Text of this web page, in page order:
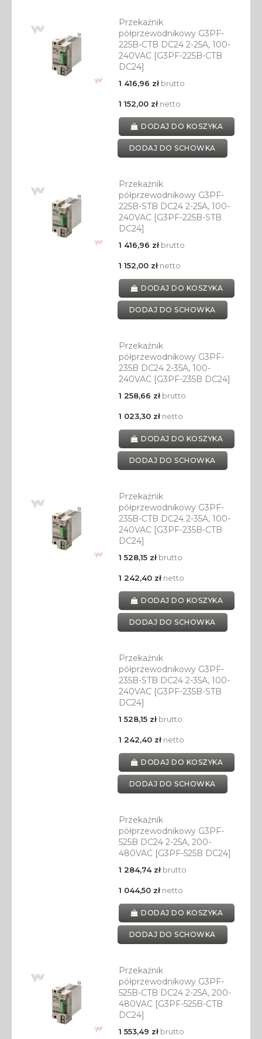
Przekaźnik
półprzewodnikowy G3PF-
225B-CTB DC24 2-25A, 100-
240VAC [G3PF-225B-CTB
DC24]
1 416,96 złbrutto
1 152,00 złnetto
DODAJ DO KOSZYKA
DODAJ DO SCHOWKA
Przekaźnik
półprzewodnikowy G3PF-
225B-STB DC24 2-25A, 100-
240VAC [G3PF-225B-STB
DC24]
1 416,96 złbrutto
1 152,00 złnetto
DODAJ DO KOSZYKA
DODAJ DO SCHOWKA
Przekaźnik
półprzewodnikowy G3PF-
235B DC24 2-35A, 100-
240VAC [G3PF-235B DC24]
1 258,66 złbrutto
1 023,30 złnetto
DODAJ DO KOSZYKA
DODAJ DO SCHOWKA
Przekaźnik
półprzewodnikowy G3PF-
235B-CTB DC24 2-35A, 100-
240VAC [G3PF-235B-CTB
DC24]
1 528,15 złbrutto
1 242,40 złnetto
DODAJ DO KOSZYKA
DODAJ DO SCHOWKA
Przekaźnik
półprzewodnikowy G3PF-
235B-STB DC24 2-35A, 100-
240VAC [G3PF-235B-STB
DC24]
1 528,15 złbrutto
1 242,40 złnetto
DODAJ DO KOSZYKA
DODAJ DO SCHOWKA
Przekaźnik
półprzewodnikowy G3PF-
525B DC24 2-25A, 200-
480VAC [G3PF-525B DC24]
1 284,74 złbrutto
1 044,50 złnetto
DODAJ DO KOSZYKA
DODAJ DO SCHOWKA
Przekaźnik
półprzewodnikowy G3PF-
525B-CTB DC24 2-25A, 200-
480VAC [G3PF-525B-CTB
DC24]
1 553,49 złbrutto